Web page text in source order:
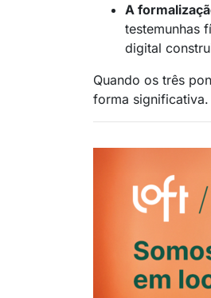
A
testemunhas
digital
Quando os três
forma significativa.